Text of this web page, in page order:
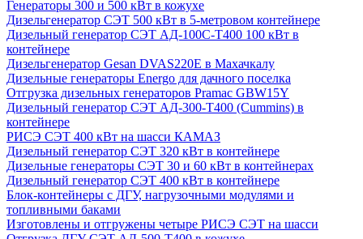
Генераторы 300 и 500 кВт в кожухе
Дизельгенератор СЭТ 500 кВт в 5-метровом контейнере
Дизельный генератор СЭТ АД-100С-Т400 100 кВт в
контейнере
Дизельгенератор Gesan DVAS220E в Махачкалу
Дизельные генераторы Energo для дачного поселка
Отгрузка дизельных генераторов Pramac GВW15Y
Дизельный генератор СЭТ АД-300-Т400 (Cummins) в
контейнере
РИСЭ СЭТ 400 кВт на шасси КАМАЗ
Дизельный генератор СЭТ 320 кВт в контейнере
Дизельные генераторы СЭТ 30 и 60 кВт в контейнерах
Дизельный генератор СЭТ 400 кВт в контейнере
Блок-контейнеры с ДГУ, нагрузочными модулями и
топливными баками
Изготовлены и отгружены четыре РИСЭ СЭТ на шасси